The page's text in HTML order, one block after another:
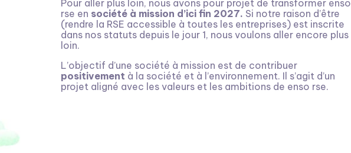
Pour aller plus loin, nous avons pour projet de transformer enso
rse en société à mission d’ici fin 2027. Si notre raison d’être
(rendre la RSE accessible à toutes les entreprises) est inscrite
dans nos statuts depuis le jour 1, nous voulons aller encore plus
loin.
L’objectif d’une société à mission est de contribuer
positivement à la société et à l’environnement. Il s’agit d’un
projet aligné avec les valeurs et les ambitions de enso rse.